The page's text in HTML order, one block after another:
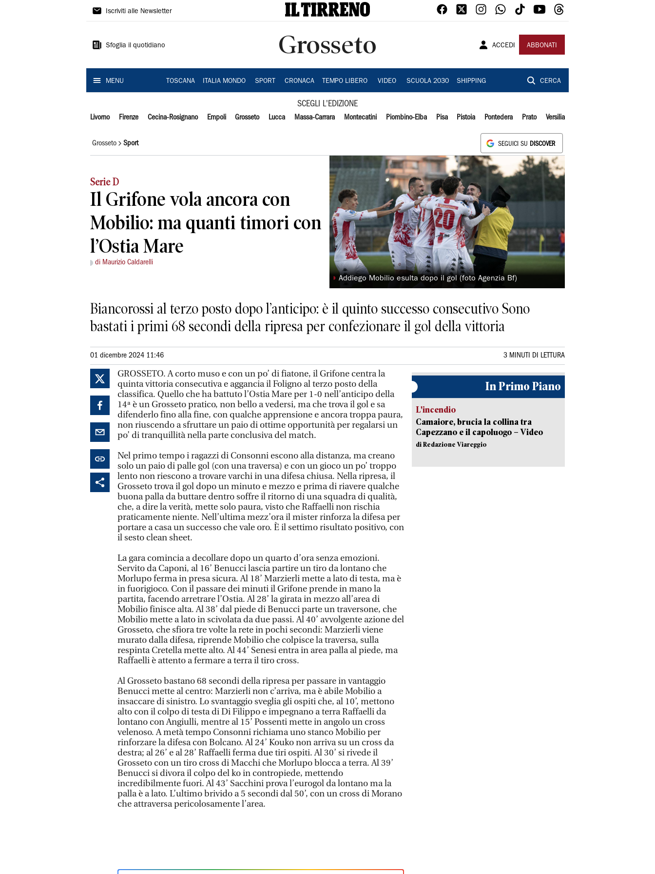
Il
Iscriviti alle Newsletter
Sfoglia il quotidiano Grosseto ACCEDI ABBONATI
MENU TOSCANA ITALIA MONDO SPORT CRONACA TEMPO LIBERO VIDEO SCUOLA 2030 SHIPPING CERCA
SCEGLI L'EDIZIONE
Livorno Firenze Cecina-Rosignano Empoli Grosseto Lucca Massa-Carrara Montecatini Piombino-Elba Pisa Pistoia Pontedera Prato Versilia
Grosseto Sport SEGUICI SU DISCOVER
Serie D
Il Grifone vola ancora con
Mobilio: ma quanti timori con
l’Ostia Mare
di Maurizio Caldarelli
◗ Addiego Mobilio esulta dopo il gol (foto Agenzia Bf)
Biancorossi al terzo posto dopo l’anticipo: è il quinto successo consecutivo Sono
bastati i primi 68 secondi della ripresa per confezionare il gol della vittoria
01 dicembre 2024 11:46 3 MINUTI DI LETTURA
GROSSETO. A corto muso e con un po’ di fiatone, il Grifone centra la
quinta vittoria consecutiva e aggancia il Foligno al terzo posto della
classifica. Quello che ha battuto l’Ostia Mare per 1-0 nell’anticipo della
14ª è un Grosseto pratico, non bello a vedersi, ma che trova il gol e sa
difenderlo fino alla fine, con qualche apprensione e ancora troppa paura,
non riuscendo a sfruttare un paio di ottime opportunità per regalarsi un
po’ di tranquillità nella parte conclusiva del match.
Nel primo tempo i ragazzi di Consonni escono alla distanza, ma creano
solo un paio di palle gol (con una traversa) e con un gioco un po’ troppo
lento non riescono a trovare varchi in una difesa chiusa. Nella ripresa, il
Grosseto trova il gol dopo un minuto e mezzo e prima di riavere qualche
buona palla da buttare dentro soffre il ritorno di una squadra di qualità,
che, a dire la verità, mette solo paura, visto che Raffaelli non rischia
praticamente niente. Nell’ultima mezz’ora il mister rinforza la difesa per
portare a casa un successo che vale oro. È il settimo risultato positivo, con
il sesto clean sheet.
La gara comincia a decollare dopo un quarto d’ora senza emozioni.
Servito da Caponi, al 16’ Benucci lascia partire un tiro da lontano che
Morlupo ferma in presa sicura. Al 18’ Marzierli mette a lato di testa, ma è
in fuorigioco. Con il passare dei minuti il Grifone prende in mano la
partita, facendo arretrare l’Ostia. Al 28’ la girata in mezzo all’area di
Mobilio finisce alta. Al 38’ dal piede di Benucci parte un traversone, che
Mobilio mette a lato in scivolata da due passi. Al 40’ avvolgente azione del
Grosseto, che sfiora tre volte la rete in pochi secondi: Marzierli viene
murato dalla difesa, riprende Mobilio che colpisce la traversa, sulla
respinta Cretella mette alto. Al 44’ Senesi entra in area palla al piede, ma
Raffaelli è attento a fermare a terra il tiro cross.
Al Grosseto bastano 68 secondi della ripresa per passare in vantaggio
Benucci mette al centro: Marzierli non c’arriva, ma è abile Mobilio a
insaccare di sinistro. Lo svantaggio sveglia gli ospiti che, al 10’, mettono
alto con il colpo di testa di Di Filippo e impegnano a terra Raffaelli da
lontano con Angiulli, mentre al 15’ Possenti mette in angolo un cross
velenoso. A metà tempo Consonni richiama uno stanco Mobilio per
rinforzare la difesa con Bolcano. Al 24’ Kouko non arriva su un cross da
destra; al 26’ e al 28’ Raffaelli ferma due tiri ospiti. Al 30’ si rivede il
Grosseto con un tiro cross di Macchi che Morlupo blocca a terra. Al 39’
Benucci si divora il colpo del ko in contropiede, mettendo
incredibilmente fuori. Al 43’ Sacchini prova l’eurogol da lontano ma la
palla è a lato. L’ultimo brivido a 5 secondi dal 50’, con un cross di Morano
che attraversa pericolosamente l’area.
In Primo Piano
L'incendio
Camaiore, brucia la collina tra
Capezzano e il capoluogo – Video
di Redazione Viareggio